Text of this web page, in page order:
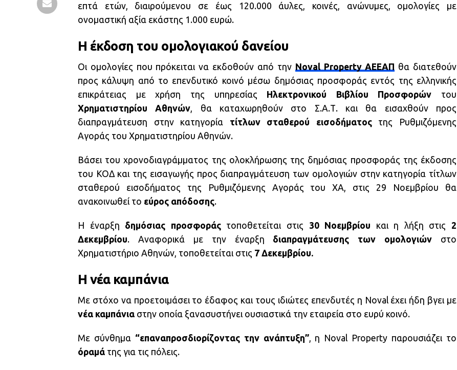
επτά ετών, διαιρούμενου σε έως 120.000 άυλες, κοινές, ανώνυμες, ομολογίες με
ονομαστική αξία εκάστης 1.000 ευρώ.
Η έκδοση του ομολογιακού δανείου
Οι ομολογίες που πρόκειται να εκδοθούν από την Noval Property ΑΕΕΑΠ θα διατεθούν
προς κάλυψη από το επενδυτικό κοινό μέσω δημόσιας προσφοράς εντός της ελληνικής
επικράτειας με χρήση της υπηρεσίας Ηλεκτρονικού Βιβλίου Προσφορών του
Χρηματιστηρίου
Αθηνών , θα καταχωρηθούν στο Σ.Α.Τ. και θα εισαχθούν προς
διαπραγμάτευση στην κατηγορία τίτλων σταθερού εισοδήματοςτης Ρυθμιζόμενης
Αγοράς του Χρηματιστηρίου Αθηνών.
Βάσει του χρονοδιαγράμματος της ολοκλήρωσης της δημόσιας προσφοράς της έκδοσης
του ΚΟΔ και της εισαγωγής προς διαπραγμάτευση των ομολογιών στην κατηγορία τίτλων
σταθερού εισοδήματος της Ρυθμιζόμενης Αγοράς του ΧΑ, στις 29 Νοεμβρίου θα
ανακοινωθεί το εύρος απόδοσης.
Η έναρξη δημόσιας προσφοράςτοποθετείται στις 30 Νοεμβρίου και η λήξη στις2
Δεκεμβρίου. Αναφορικά με την έναρξη διαπραγμάτευσης των ομολογιών στο
Χρηματιστήριο Αθηνών, τοποθετείται στις 7 Δεκεμβρίου.
Η νέα καμπάνια
Με στόχο να προετοιμάσει το έδαφος και τους ιδιώτες επενδυτές η Noval έχει ήδη βγει με
νέα καμπάνια στην οποία ξανασυστήνει ουσιαστικά την εταιρεία στο ευρύ κοινό.
Με σύνθημα “επαναπροσδιορίζοντας την ανάπτυξη”, η Noval Property παρουσιάζει το
όραμά της για τις πόλεις.